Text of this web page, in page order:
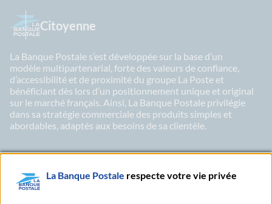
Citoyenne
La Banque Postale s’est développée sur la base d’un
modèle multipartenarial, forte des valeurs de confiance,
d’accessibilité et de proximité du groupe La Poste et
bénéficiant dès lors d’un positionnement unique et original
sur le marché français. Ainsi, La Banque Postale privilégie
dans sa stratégie commerciale des produits simples et
abordables, adaptés aux besoins de sa clientèle.
LinkedIn
La Banque Postale respecte votre vie privée